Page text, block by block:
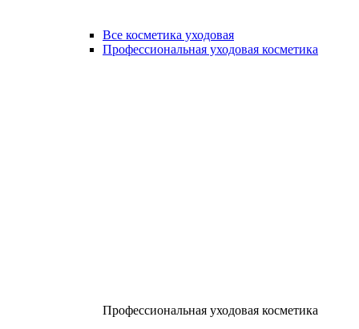
Все косметика уходовая
Профессиональная уходовая косметика
Профессиональная уходовая косметика